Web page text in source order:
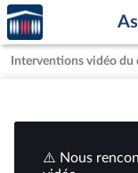
Aller au contenu
Aller en bas de la
Accèder
à la
page
d'accueil
Interventions vidéo du
⚠️ Nous